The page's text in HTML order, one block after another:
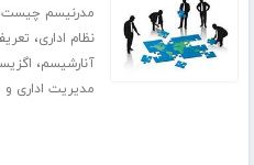
مدرنیسم چیست
نظام اداری،
آنارشیسم،
مدیریت اداری